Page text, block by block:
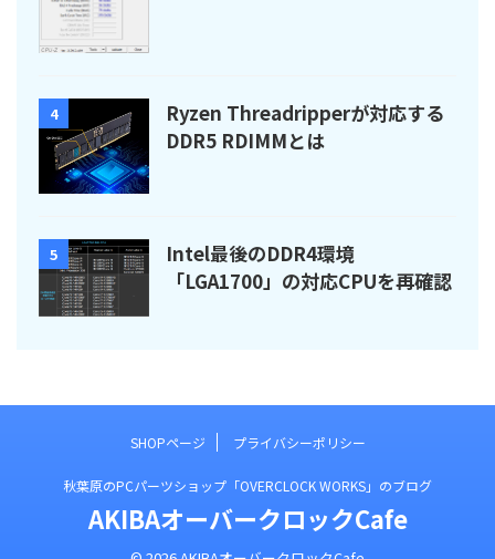
4
Ryzen Threadripperが対応する
DDR5 RDIMMとは
5
Intel最後のDDR4環境
「LGA1700」の対応CPUを再確認
SHOPページ プライバシーポリシー
秋葉原のPCパーツショップ「OVERCLOCK WORKS」のブログ
AKIBAオーバークロックCafe